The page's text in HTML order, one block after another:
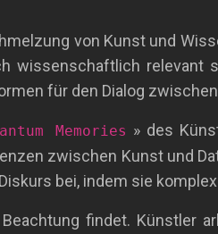
von Kunst und
wissenschaftlich relevant
für den Dialog
Memories » des
zwischen Kunst und
bei, indem sie
findet. Künstler